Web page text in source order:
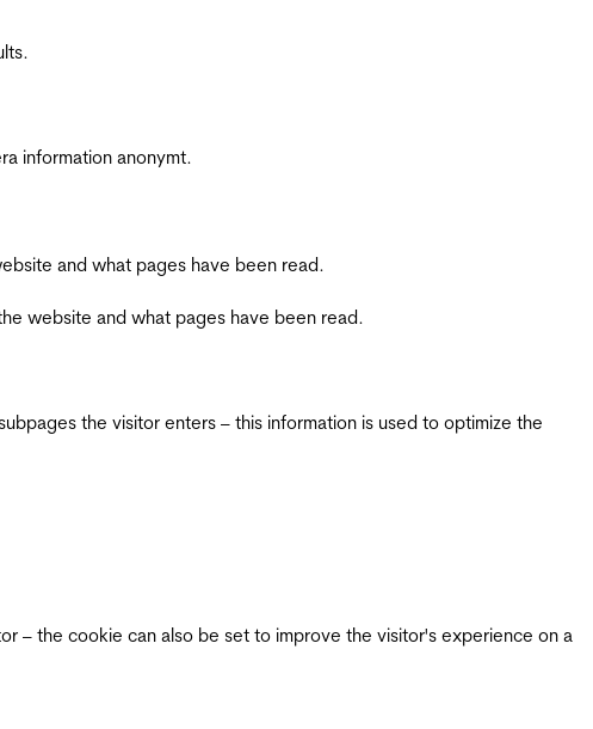
information anonymt.
and what pages have been read.
website and what pages have been read.
the visitor enters – this information is used to optimize the
– the cookie can also be set to improve the visitor's experience on a